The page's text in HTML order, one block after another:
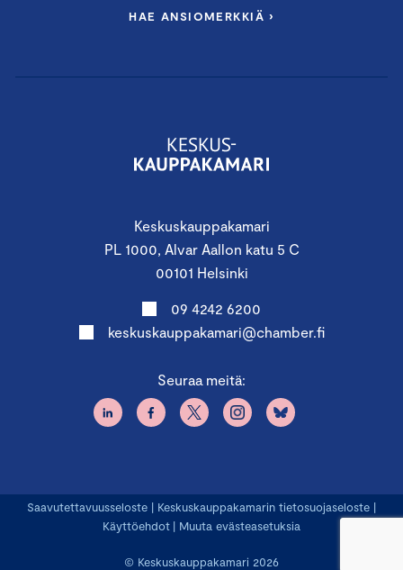
Keskuskauppakamari
PL 1000, Alvar Aallon katu 5 C
00101 Helsinki
09 4242 6200
keskuskauppakamari@chamber.fi
Seuraa meitä:
HAE ANSIOMERKKIÄ ›
© Keskuskauppakamari 2026
Saavutettavuusseloste | Keskuskauppakamarin tietosuojaseloste |
Käyttöehdot | Muuta evästeasetuksia